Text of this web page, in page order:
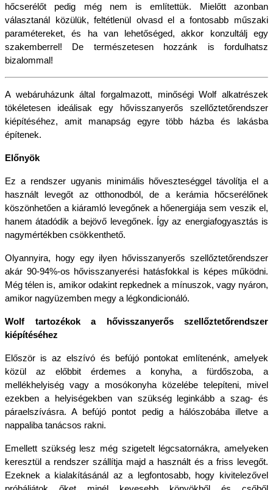
hőcserélőt pedig még nem is említettük. Mielőtt azonban
választanál közülük, feltétlenül olvasd el a fontosabb műszaki
paramétereket, és ha van lehetőséged, akkor konzultálj egy
szakemberrel! De természetesen hozzánk is fordulhatsz
bizalommal!
A webáruházunk által forgalmazott, minőségi Wolf alkatrészek
tökéletesen ideálisak egy hővisszanyerős szellőztetőrendszer
kiépítéséhez, amit manapság egyre több házba és lakásba
építenek.
Előnyök
Ez a rendszer ugyanis minimális hőveszteséggel távolítja el a
használt levegőt az otthonodból, de a kerámia hőcserélőnek
köszönhetően a kiáramló levegőnek a hőenergiája sem veszik el,
hanem átadódik a bejövő levegőnek. Így az energiafogyasztás is
nagymértékben csökkenthető.
Olyannyira, hogy egy ilyen hővisszanyerős szellőztetőrendszer
akár 90-94%-os hővisszanyerési hatásfokkal is képes működni.
Még télen is, amikor odakint repkednek a mínuszok, vagy nyáron,
amikor nagyüzemben megy a légkondicionáló.
Wolf tartozékok a hővisszanyerős szellőztetőrendszer
kiépítéséhez
Először is az elszívó és befújó pontokat említenénk, amelyek
közül az előbbit érdemes a konyha, a fürdőszoba, a
mellékhelyiség vagy a mosókonyha közelébe telepíteni, mivel
ezekben a helyiségekben van szükség leginkább a szag- és
páraelszívásra. A befújó pontot pedig a hálószobába illetve a
nappaliba tanácsos rakni.
Emellett szükség lesz még szigetelt légcsatornákra, amelyeken
keresztül a rendszer szállítja majd a használt és a friss levegőt.
Ezeknek a kialakításánál az a legfontosabb, hogy kivitelezővel